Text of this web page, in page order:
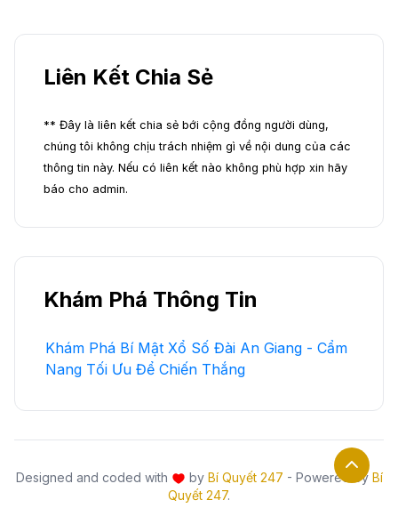
Liên Kết Chia Sẻ
** Đây là liên kết chia sẻ bới cộng đồng người dùng,
chúng tôi không chịu trách nhiệm gì về nội dung của các
thông tin này. Nếu có liên kết nào không phù hợp xin hãy
báo cho admin.
Khám Phá Thông Tin
Khám Phá Bí Mật Xổ Số Đài An Giang - Cẩm
Nang Tối Ưu Để Chiến Thắng
Designed and coded with by Bí Quyết 247 - Powered by Bí
Quyết 247.